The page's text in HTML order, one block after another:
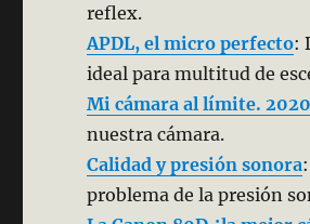
reflex.
APDL, el micro perfecto:
ideal para multitud de
Mi cámara al límite. 2020
nuestra cámara.
Calidad y presión sonora
problema de la presión